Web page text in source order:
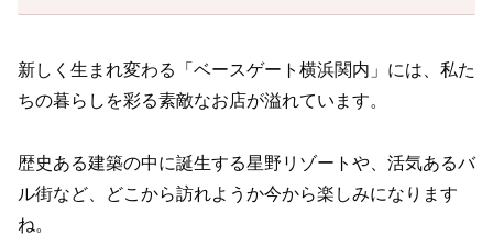
新しく生まれ変わる「ベースゲート横浜関内」には、私た
ちの暮らしを彩る素敵なお店が溢れています。
歴史ある建築の中に誕生する星野リゾートや、活気あるバ
ル街など、どこから訪れようか今から楽しみになります
ね。